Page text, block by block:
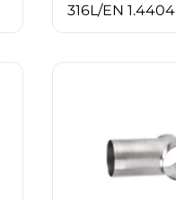
316L/EN 1.4404